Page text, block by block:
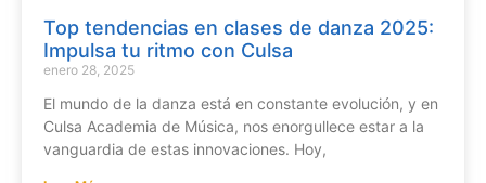
Top tendencias en clases de danza 2025:
Impulsa tu ritmo con Culsa
enero 28, 2025
El mundo de la danza está en constante evolución, y en
Culsa Academia de Música, nos enorgullece estar a la
vanguardia de estas innovaciones. Hoy,